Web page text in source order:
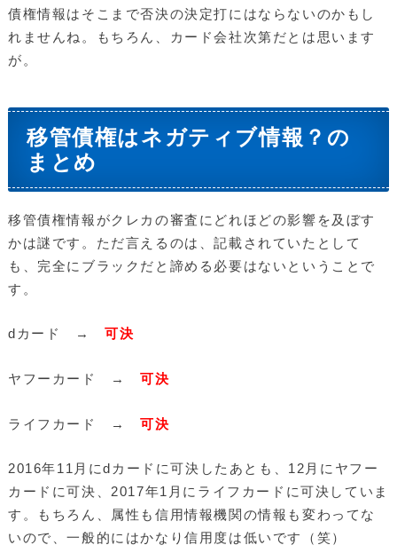
債権情報はそこまで否決の決定打にはならないのかもし
れませんね。もちろん、カード会社次第だとは思います
が。
移管債権はネガティブ情報？の
まとめ
移管債権情報がクレカの審査にどれほどの影響を及ぼす
かは謎です。ただ言えるのは、記載されていたとして
も、完全にブラックだと諦める必要はないということで
す。
dカード →可決
ヤフーカード →可決
ライフカード →可決
2016年11月にdカードに可決したあとも、12月にヤフー
カードに可決、2017年1月にライフカードに可決していま
す。もちろん、属性も信用情報機関の情報も変わってな
いので、一般的にはかなり信用度は低いです（笑）